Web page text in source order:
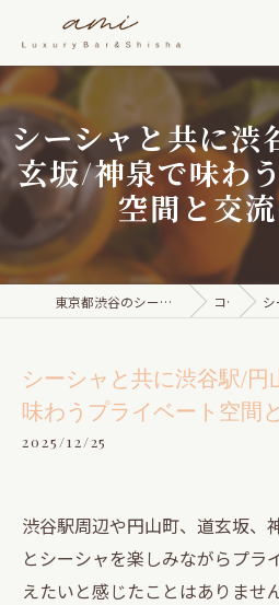
シーシャと共に渋
玄坂/神泉で味わ
空間と交
東京都渋谷のシーシャならami Luxury Bar & Shisha コラム シー
シーシャと共に渋谷駅/
味わうプライベート空間
2025/12/25
渋谷駅周辺や円山町、道玄坂、
とシーシャを楽しみながらプラ
えたいと感じたことはありませ